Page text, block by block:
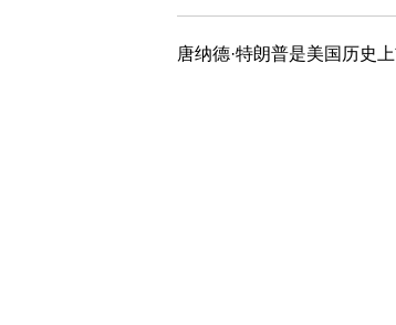
唐纳德·特朗普是美国历史